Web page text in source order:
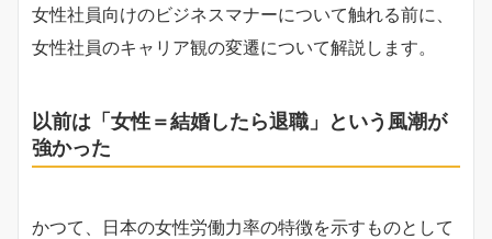
女性社員向けのビジネスマナーについて触れる前に、
女性社員のキャリア観の変遷について解説します。
以前は「女性＝結婚したら退職」という風潮が
強かった
かつて、日本の女性労働力率の特徴を示すものとして